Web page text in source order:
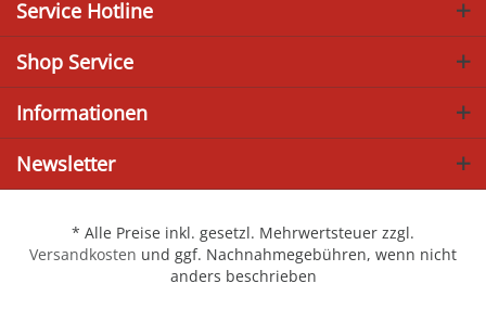
Service Hotline
Shop Service
Informationen
Newsletter
* Alle Preise inkl. gesetzl. Mehrwertsteuer zzgl.
Versandkosten und ggf. Nachnahmegebühren, wenn nicht
anders beschrieben